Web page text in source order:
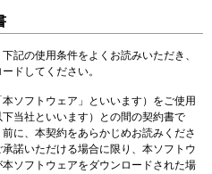
記の使用条件をよくお読みいただき、
ドしてください。
ソフトウェア」といいます）をご使用
当社といいます）との間の契約書で
に、本契約をあらかじめお読みくださ
諾いただける場合に限り、本ソフトウ
ソフトウェアをダウンロードされた場